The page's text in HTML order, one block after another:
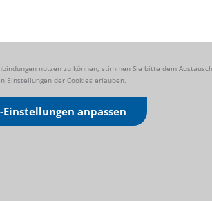
nutzen zu können, stimmen Sie bitte dem
Einstellungen der Cookies erlauben.
Einstellungen anpassen